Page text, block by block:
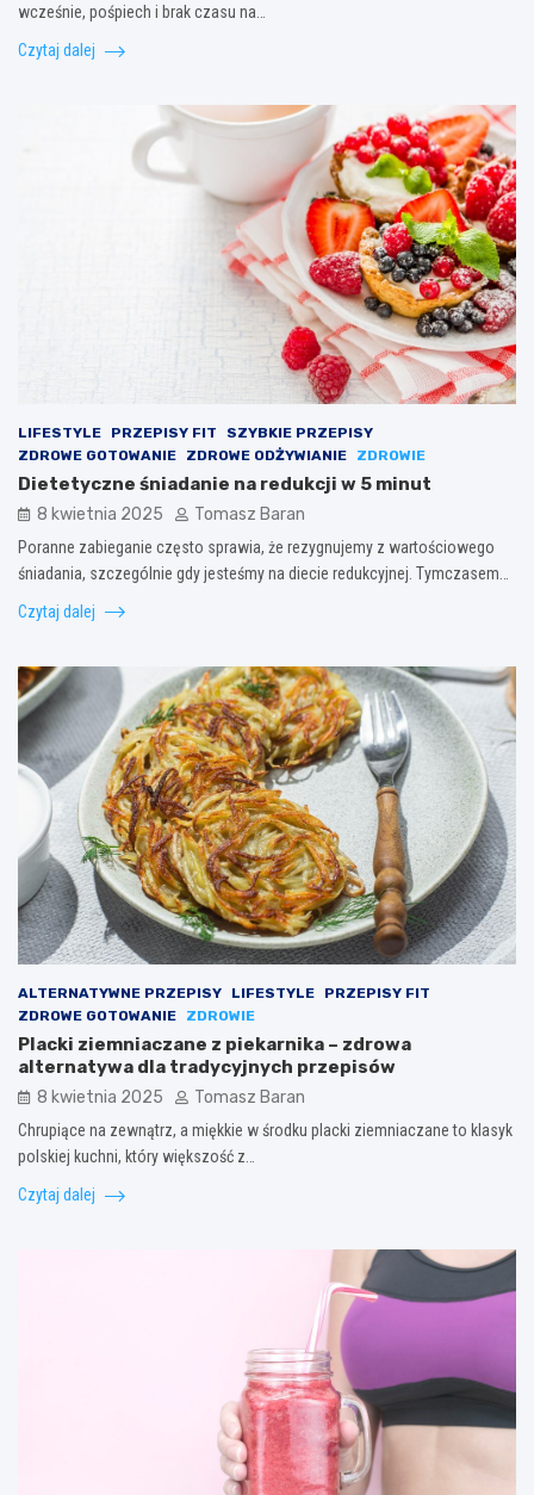
wcześnie, pośpiech i brak czasu na…
Czytaj dalej
LIFESTYLE PRZEPISY FIT
SZYBKIE PRZEPISY
ZDROWE GOTOWANIE
ZDROWE ODŻYWIANIE ZDROWIE
Dietetyczne śniadanie na redukcji w 5 minut
8 kwietnia 2025 Tomasz Baran
Poranne zabieganie często sprawia, że rezygnujemy z wartościowego
śniadania, szczególnie gdy jesteśmy na diecie redukcyjnej. Tymczasem…
Czytaj dalej
ALTERNATYWNE PRZEPISY LIFESTYLE
PRZEPISY FIT
ZDROWE GOTOWANIE
ZDROWIE
Placki ziemniaczane z piekarnika – zdrowa
alternatywa dla tradycyjnych przepisów
8 kwietnia 2025 Tomasz Baran
Chrupiące na zewnątrz, a miękkie w środku placki ziemniaczane to klasyk
polskiej kuchni, który większość z…
Czytaj dalej